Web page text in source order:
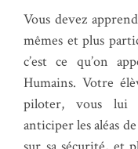
Vous devez
mêmes et plus
c’est ce qu’on
Humains. Votre
piloter, vous lui
anticiper les aléas